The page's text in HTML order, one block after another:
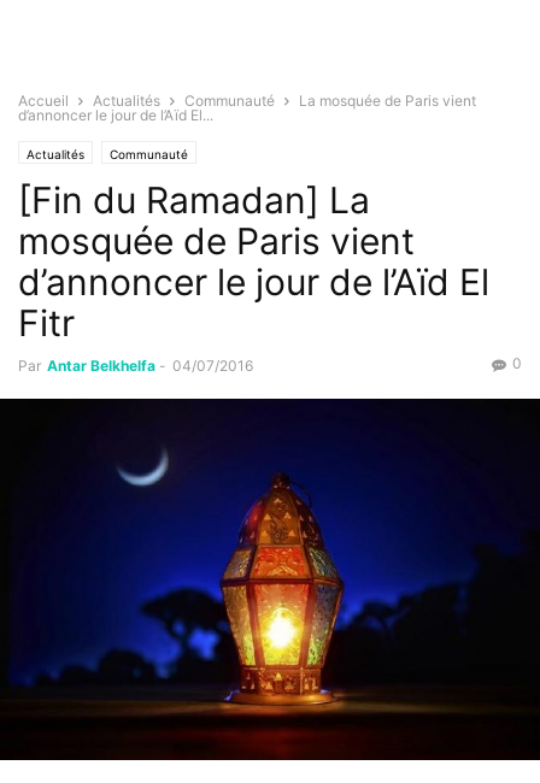
Accueil Actualités Communauté
La mosquée de Paris vient
d’annoncer le jour de l’Aïd El...
Actualités Communauté
[Fin du Ramadan] La
mosquée de Paris vient
d’annoncer le jour de l’Aïd El
Fitr
Par Antar Belkhelfa - 04/07/2016 0